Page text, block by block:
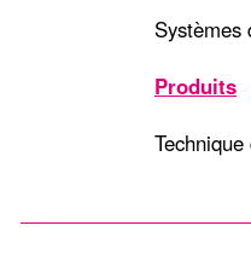
Systèmes
Produits